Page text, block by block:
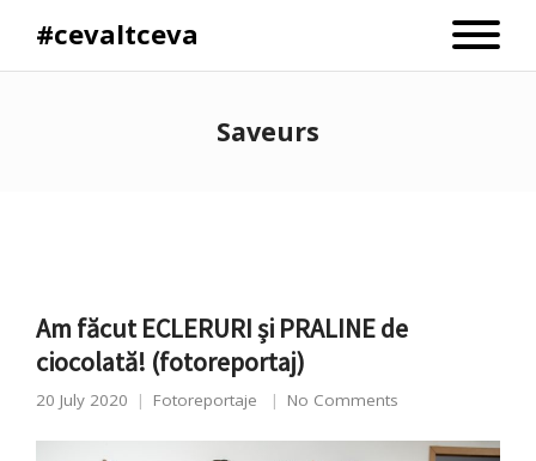
#cevaltceva
Saveurs
Am făcut ECLERURI și PRALINE de
ciocolată! (fotoreportaj)
20 July 2020 Fotoreportaje No Comments